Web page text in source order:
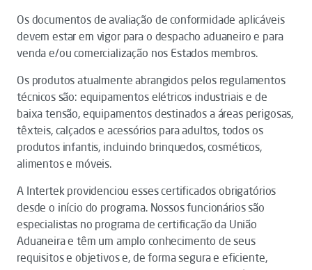
Os documentos de avaliação de conformidade aplicáveis ​​
devem estar em vigor para o despacho aduaneiro e para
venda e/ou comercialização nos Estados membros.
Os produtos atualmente abrangidos pelos regulamentos
técnicos são: equipamentos elétricos industriais e de
baixa tensão, equipamentos destinados a áreas perigosas,
têxteis, calçados e acessórios para adultos, todos os
produtos infantis, incluindo brinquedos, cosméticos,
alimentos e móveis.
A Intertek providenciou esses certificados obrigatórios
desde o início do programa. Nossos funcionários são
especialistas no programa de certificação da União
Aduaneira e têm um amplo conhecimento de seus
requisitos e objetivos e, de forma segura e eficiente,